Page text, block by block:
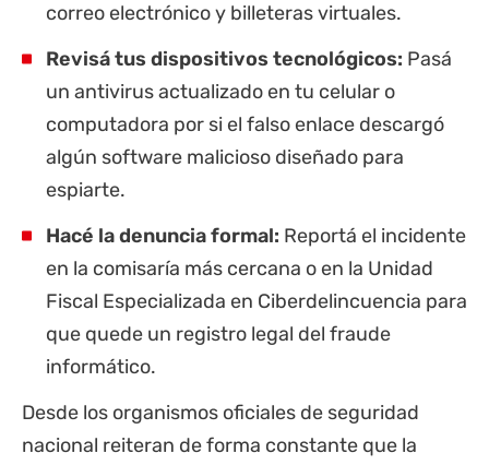
correo electrónico y billeteras virtuales.
Revisá tus dispositivos tecnológicos: Pasá
un antivirus actualizado en tu celular o
computadora por si el falso enlace descargó
algún software malicioso diseñado para
espiarte.
Hacé la denuncia formal: Reportá el incidente
en la comisaría más cercana o en la Unidad
Fiscal Especializada en Ciberdelincuencia para
que quede un registro legal del fraude
informático.
Desde los organismos oficiales de seguridad
nacional reiteran de forma constante que la